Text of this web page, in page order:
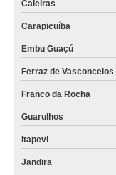
Caieiras
Carapicuíba
Embu Guaçú
Ferraz de Vasconcelos
Franco da Rocha
Guarulhos
Itapevi
Jandira